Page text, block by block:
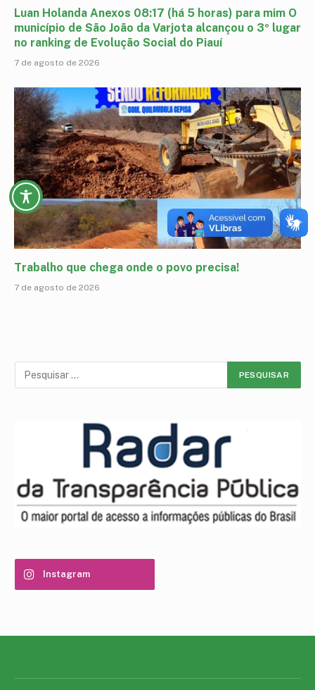
Luan Holanda Anexos 08:17 (há 5 horas) para mim O
município de São João da Varjota alcançou o 3º lugar
no ranking de Evolução Social do Piauí
7 de agosto de 2026
Trabalho que chega onde o povo precisa!
7 de agosto de 2026
Instagram